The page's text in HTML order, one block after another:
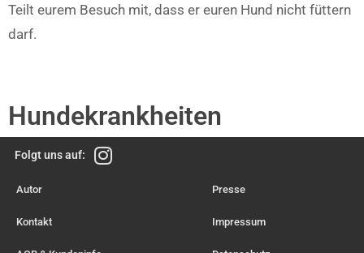
Teilt eurem Besuch mit, dass er euren Hund nicht füttern
darf.
Hundekrankheiten
Folgt uns auf:
Autor Presse
Kontakt Impressum